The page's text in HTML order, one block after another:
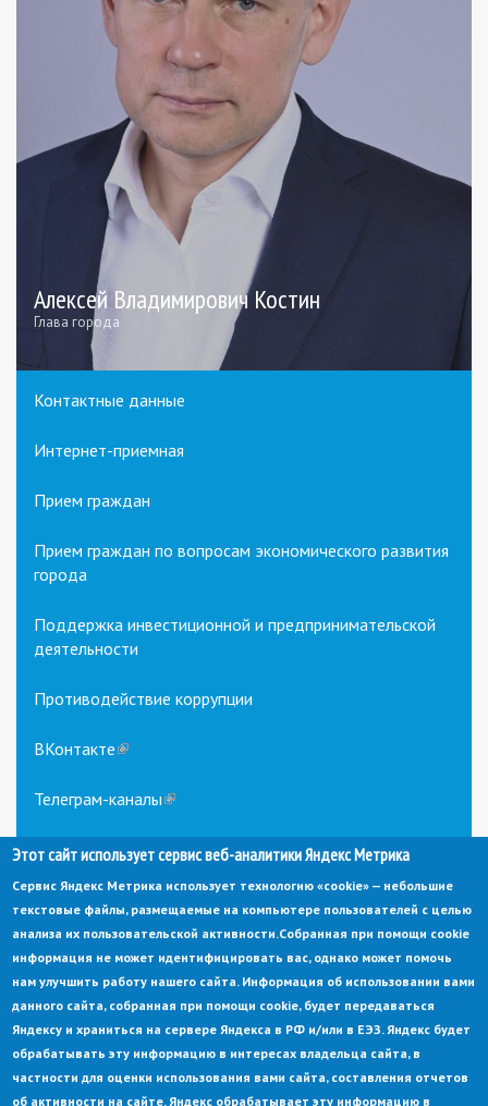
Алексей Владимирович Костин
Глава города
Контактные данные
Интернет-приемная
Прием граждан
Прием граждан по вопросам экономического развития
города
Поддержка инвестиционной и предпринимательской
деятельности
Противодействие коррупции
ВКонтакте(link
external)
Телеграм-каналы(link
external)
© Администрация города Заречный
Электронная почта: adm@zarechny.zato.ru (link
sends
e-
При публикации материалов сайта ссылка на источник обязательна.
Этот сайт использует сервис веб-аналитики Яндекс Метрика
Сервис Яндекс Метрика использует технологию «cookie» — небольшие
текстовые файлы, размещаемые на компьютере пользователей с целью
анализа их пользовательской активности.Собранная при помощи cookie
информация не может идентифицировать вас, однако может помочь
нам улучшить работу нашего сайта. Информация об использовании вами
данного сайта, собранная при помощи cookie, будет передаваться
Яндексу и храниться на сервере Яндекса в РФ и/или в ЕЭЗ. Яндекс будет
обрабатывать эту информацию в интересах владельца сайта, в
частности для оценки использования вами сайта, составления отчетов
об активности на сайте. Яндекс обрабатывает эту информацию в